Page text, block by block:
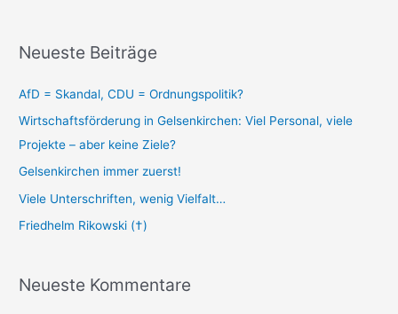
Neueste Beiträge
AfD = Skandal, CDU = Ordnungspolitik?
Wirtschaftsförderung in Gelsenkirchen: Viel Personal, viele
Projekte – aber keine Ziele?
Gelsenkirchen immer zuerst!
Viele Unterschriften, wenig Vielfalt…
Friedhelm Rikowski (†)
Neueste Kommentare